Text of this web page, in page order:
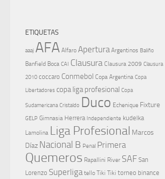
ETIQUETAS
aaaj AFA Alfaro Apertura Argentinos Baliño
Banfield Boca CAI Clausura Clausura 2009 Clausura
2010 coccaro Conmebol Copa Argentina Copa
Libertadores copa liga profesional Copa
Sudamericana Cristaldo Duco Echenique Fixture
GELP Gimnasia Herrera Independiente kudelka
Lamolina Liga Profesional Marcos
Díaz Nacional B Penal Primera
Quemeros Rapallini River SAF San
Lorenzo Superliga tello Tiki Tiki torneo binance